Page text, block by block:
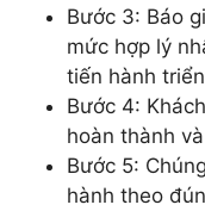
Bước 3: Báo
mức hợp lý
tiến hành
Bước 4:
hoàn thành
Bước 5:
hành theo